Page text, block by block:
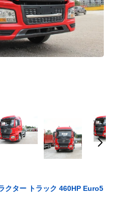
クター トラック 460HP Euro5